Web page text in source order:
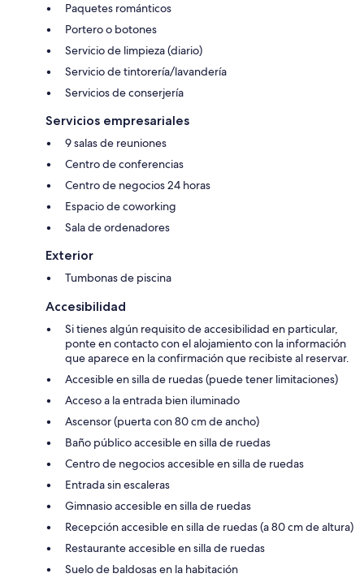
Paquetes románticos
Portero o botones
Servicio de limpieza (diario)
Servicio de tintorería/lavandería
Servicios de conserjería
Servicios empresariales
9 salas de reuniones
Centro de conferencias
Centro de negocios 24 horas
Espacio de coworking
Sala de ordenadores
Exterior
Tumbonas de piscina
Accesibilidad
Si tienes algún requisito de accesibilidad en particular,
ponte en contacto con el alojamiento con la información
que aparece en la confirmación que recibiste al reservar.
Accesible en silla de ruedas (puede tener limitaciones)
Acceso a la entrada bien iluminado
Ascensor (puerta con 80 cm de ancho)
Baño público accesible en silla de ruedas
Centro de negocios accesible en silla de ruedas
Entrada sin escaleras
Gimnasio accesible en silla de ruedas
Recepción accesible en silla de ruedas (a 80 cm de altura)
Restaurante accesible en silla de ruedas
Suelo de baldosas en la habitación